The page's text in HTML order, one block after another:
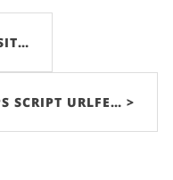
SCRIPT URLFE… >